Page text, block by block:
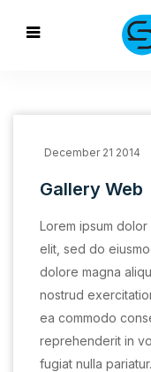
December 21 2014
Gallery Web
Lorem ipsum
elit, sed do
dolore magna
nostrud
ea commodo
reprehenderit in
fugiat nulla